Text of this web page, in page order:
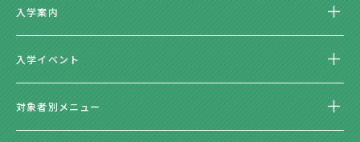
入学案内
入学イベント
対象者別メニュー